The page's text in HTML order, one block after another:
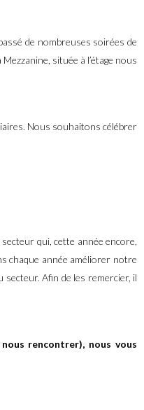
de nombreuses soirées de
située à l’étage nous
Nous souhaitons célébrer
qui, cette année encore,
chaque année améliorer notre
Afin de les remercier, il
rencontrer), nous vous